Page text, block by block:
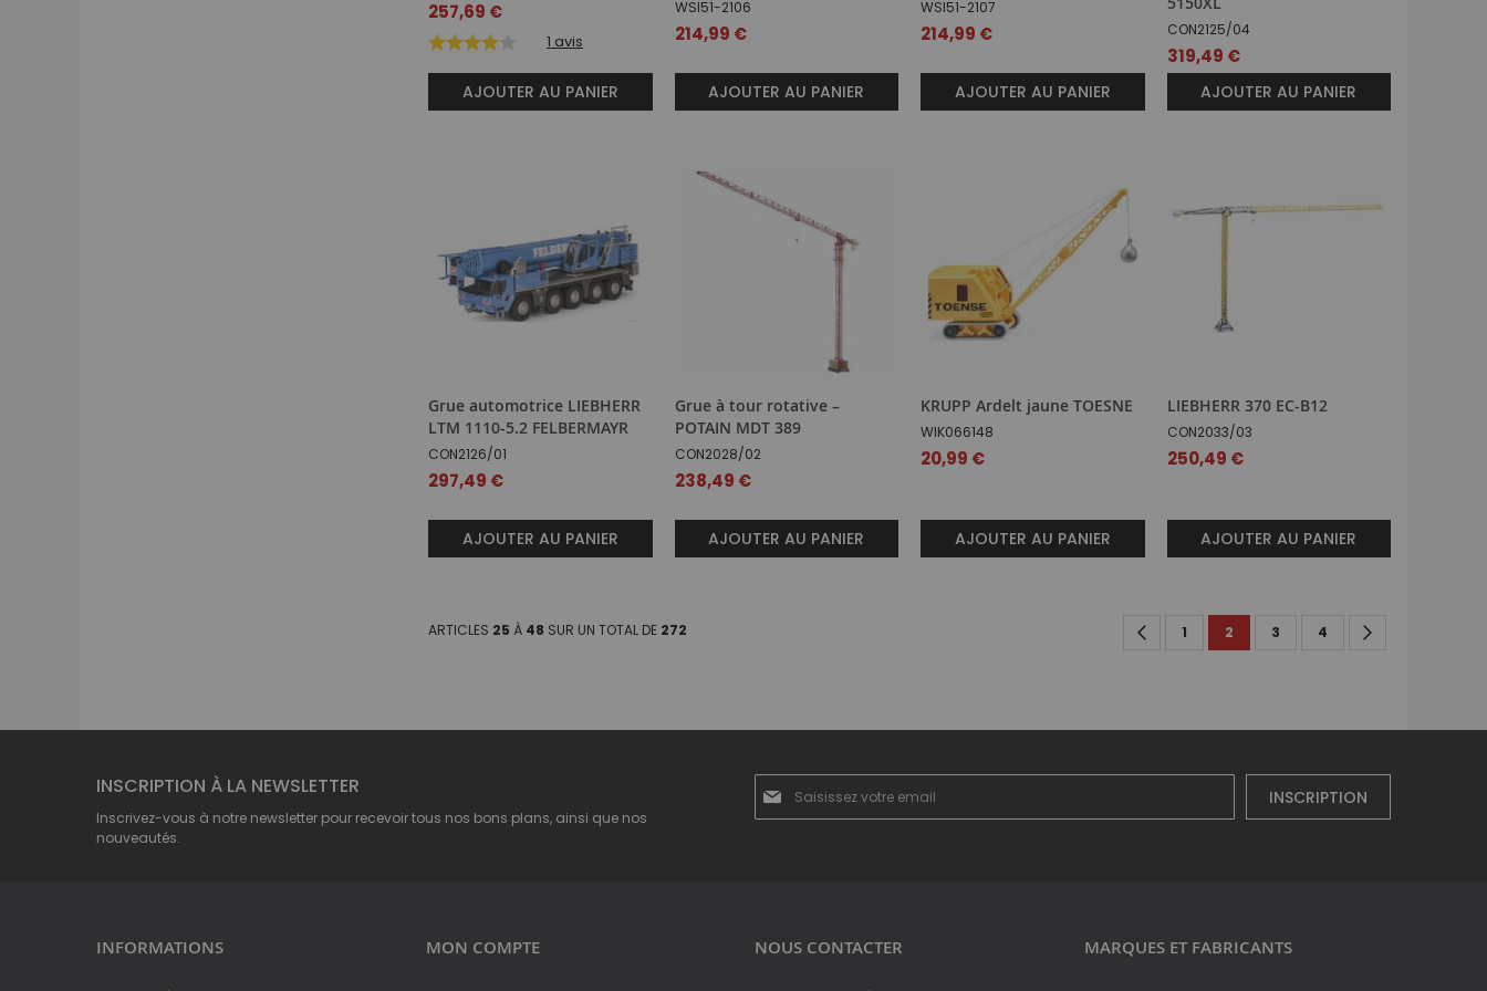
257,69 €
1 avis
AJOUTER AU PANIER
WSI51-2106
214,99 €
AJOUTER AU PANIER
WSI51-2107
214,99 €
AJOUTER AU PANIER
CON2125/04
319,49 €
AJOUTER AU PANIER
Grue automotrice LIEBHERR
LTM 1110-5.2 FELBERMAYR
CON2126/01
297,49 €
AJOUTER AU PANIER
Grue à tour rotative –
POTAIN MDT 389
CON2028/02
238,49 €
AJOUTER AU PANIER
KRUPP Ardelt jaune TOESNE
WIK066148
20,99 €
AJOUTER AU PANIER
LIEBHERR 370 EC-B12
CON2033/03
250,49 €
AJOUTER AU PANIER
ARTICLES 25 À 48 SUR UN TOTAL DE 272 Page
Page
Précédent
Page
1 You're currently reading page
2 Page
3 Page
4
INSCRIPTION À LA NEWSLETTER
Inscrivez-vous à notre newsletter pour recevoir tous nos bons plans, ainsi que nos
nouveautés.
notre
INSCRIPTION
INFORMATIONS MON COMPTE NOUS CONTACTER MARQUES ET FABRICANTS